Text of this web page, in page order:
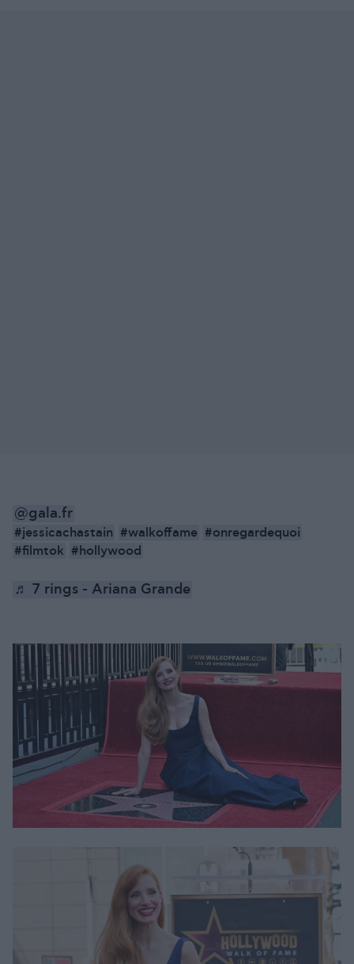
@gala.fr
#jessicachastain #walkoffame #onregardequoi
#filmtok #hollywood
♬ 7 rings - Ariana Grande